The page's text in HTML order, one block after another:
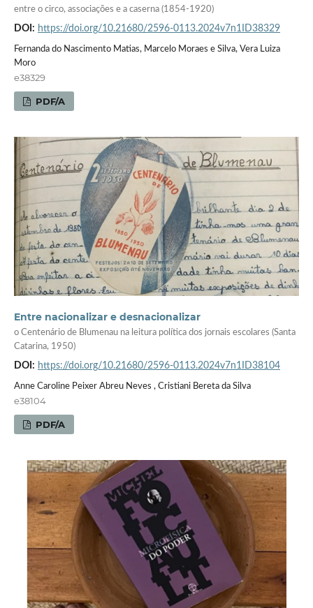
entre o circo, associações e a caserna (1854-1920)
DOI: https://doi.org/10.21680/2596-0113.2024v7n1ID38329
Fernanda do Nascimento Matias, Marcelo Moraes e Silva, Vera Luiza
Moro
e38329
PDF/A
Entre nacionalizar e desnacionalizar
o Centenário de Blumenau na leitura política dos jornais escolares (Santa
Catarina, 1950)
DOI: https://doi.org/10.21680/2596-0113.2024v7n1ID38104
Anne Caroline Peixer Abreu Neves , Cristiani Bereta da Silva
e38104
PDF/A